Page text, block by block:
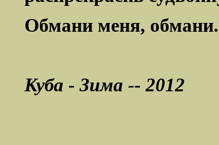
Обмани меня, обмани.
Куба - Зима -- 2012